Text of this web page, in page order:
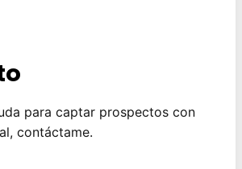
para captar prospectos con
contáctame.